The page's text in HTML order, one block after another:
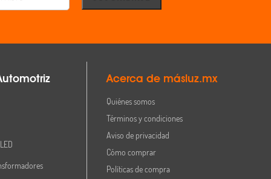
Acerca de másluz.mx
Quiénes somos
Términos y condiciones
Aviso de privacidad
Cómo comprar
Políticas de compra